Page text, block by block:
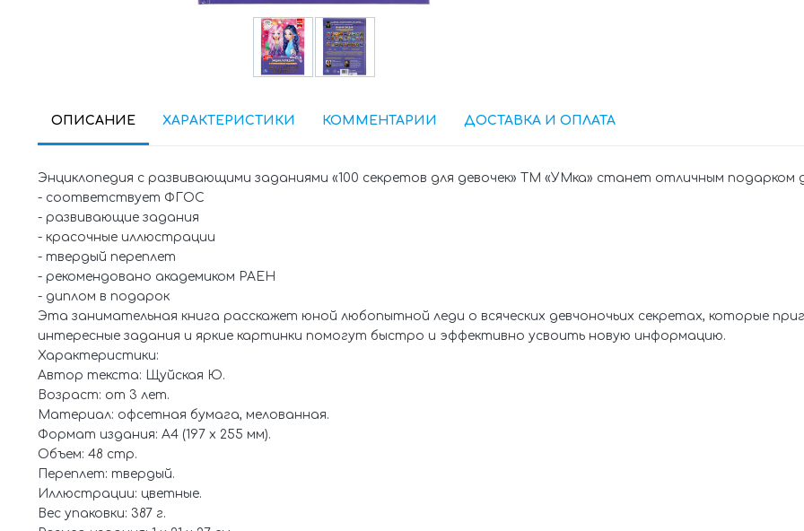
ОПИСАНИЕ ХАРАКТЕРИСТИКИ КОММЕНТАРИИ ДОСТАВКА И ОПЛАТА
Энциклопедия с развивающими заданиями «100 секретов для девочек» ТМ «УМка» станет отличным подарком
- соответствует ФГОС
- развивающие задания
- красочные иллюстрации
- твердый переплет
- рекомендовано академиком РАЕН
- диплом в подарок
Эта занимательная книга расскажет юной любопытной леди о всяческих девчоночьих секретах, которые
интересные задания и яркие картинки помогут быстро и эффективно усвоить новую информацию.
Характеристики:
Автор текста: Щуйская Ю.
Возраст: от 3 лет.
Материал: офсетная бумага, мелованная.
Формат издания: А4 (197 х 255 мм).
Объем: 48 стр.
Переплет: твердый.
Иллюстрации: цветные.
Вес упаковки: 387 г.